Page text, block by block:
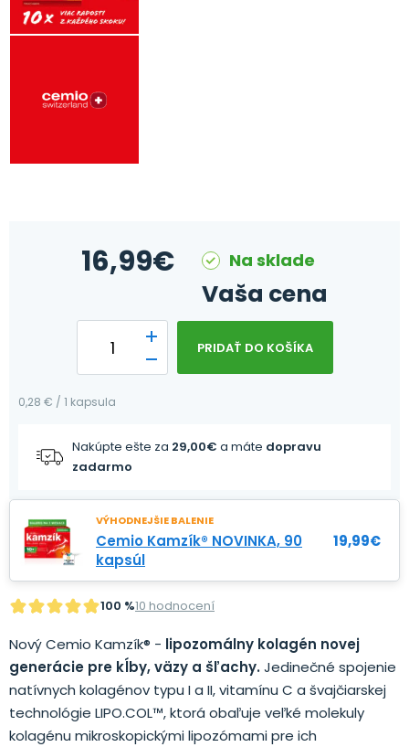
16,99€ Na sklade
Vaša cena
PRIDAŤ DO KOŠÍKA
0,28 € / 1 kapsula
Nakúpte ešte za 29,00€ a máte dopravu
zadarmo
VÝHODNEJŠIE BALENIE
Cemio Kamzík® NOVINKA, 90
kapsúl
19,99€
100 %10 hodnocení
Nový Cemio Kamzík® - lipozomálny kolagén novej
generácie pre kĺby, väzy a šľachy.Jedinečné spojenie
natívnych kolagénov typu I a II, vitamínu C a švajčiarskej
technológie LIPO.COL™, ktorá obaľuje veľké molekuly
kolagénu mikroskopickými lipozómami pre ich